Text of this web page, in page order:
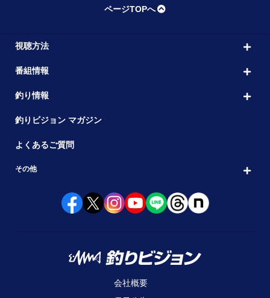
ページTOPへ
視聴方法
番組情報
釣り情報
釣りビジョン マガジン
よくあるご質問
その他
会社概要